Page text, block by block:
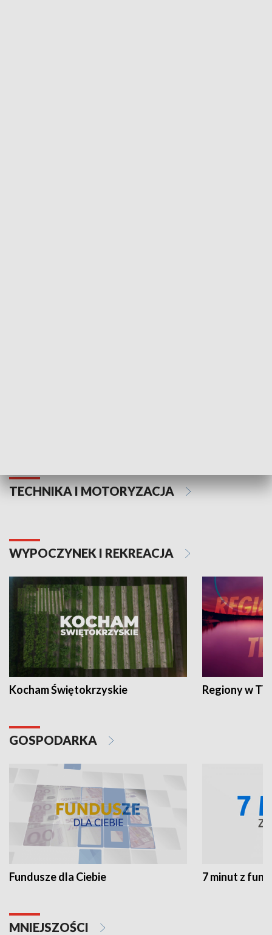
TECHNIKA I MOTORYZACJA
WYPOCZYNEK I REKREACJA
Kocham Świętokrzyskie Regiony w
GOSPODARKA
Fundusze dla Ciebie 7 minut z
MNIEJSZOŚCI